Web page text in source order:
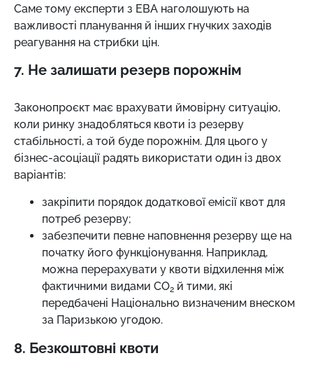
Саме тому експерти з ЕВА наголошують на
важливості планування й інших гнучких заходів
реагування на стрибки цін.
7. Не залишати резерв порожнім
Законопроєкт має врахувати ймовірну ситуацію,
коли ринку знадобляться квоти із резерву
стабільності, а той буде порожнім. Для цього у
бізнес-асоціації радять використати один із двох
варіантів:
закріпити порядок додаткової емісії квот для
потреб резерву;
забезпечити певне наповнення резерву ще на
початку його функціонування. Наприклад,
можна перерахувати у квоти відхилення між
фактичними видами СО2 й тими, які
передбачені Національно визначеним внеском
за Паризькою угодою.
8. Безкоштовні квоти